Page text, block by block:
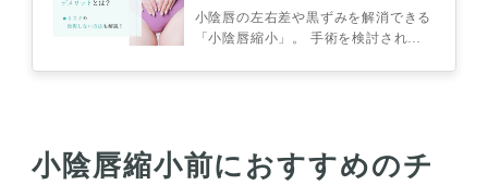
も解説！
小陰唇の左右差や黒ずみを解消できる
「小陰唇縮小」。 手術を検討されて
小陰唇縮小前におすすめのチ